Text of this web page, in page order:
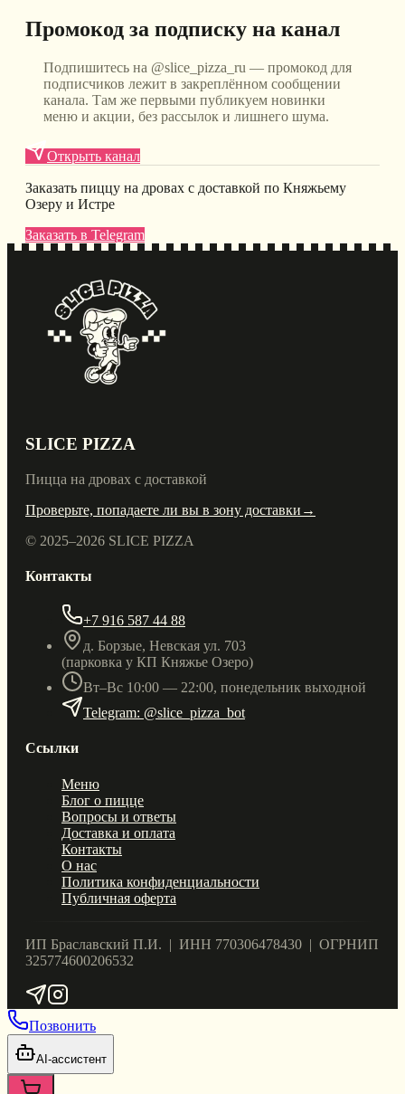
Промокод за подписку на канал
Подпишитесь на @slice_pizza_ru — промокод для
подписчиков лежит в закреплённом сообщении
канала. Там же первыми публикуем новинки
меню и акции, без рассылок и лишнего шума.
Открыть канал
Заказать пиццу на дровах с доставкой по Княжьему
Озеру и Истре
Заказать в Telegram
SLICE PIZZA
Пицца на дровах с доставкой
Проверьте, попадаете ли вы в зону доставки →
© 2025–2026 SLICE PIZZA
Контакты
+7 916 587 44 88
д. Борзые, Невская ул. 703
(парковка у КП Княжье Озеро)
Вт–Вс 10:00 — 22:00, понедельник выходной
Telegram: @slice_pizza_bot
Ссылки
Меню
Блог о пицце
Вопросы и ответы
Доставка и оплата
Контакты
О нас
Политика конфиденциальности
Публичная оферта
ИП Браславский П.И. | ИНН 770306478430 | ОГРНИП
325774600206532
Позвонить
AI-ассистент